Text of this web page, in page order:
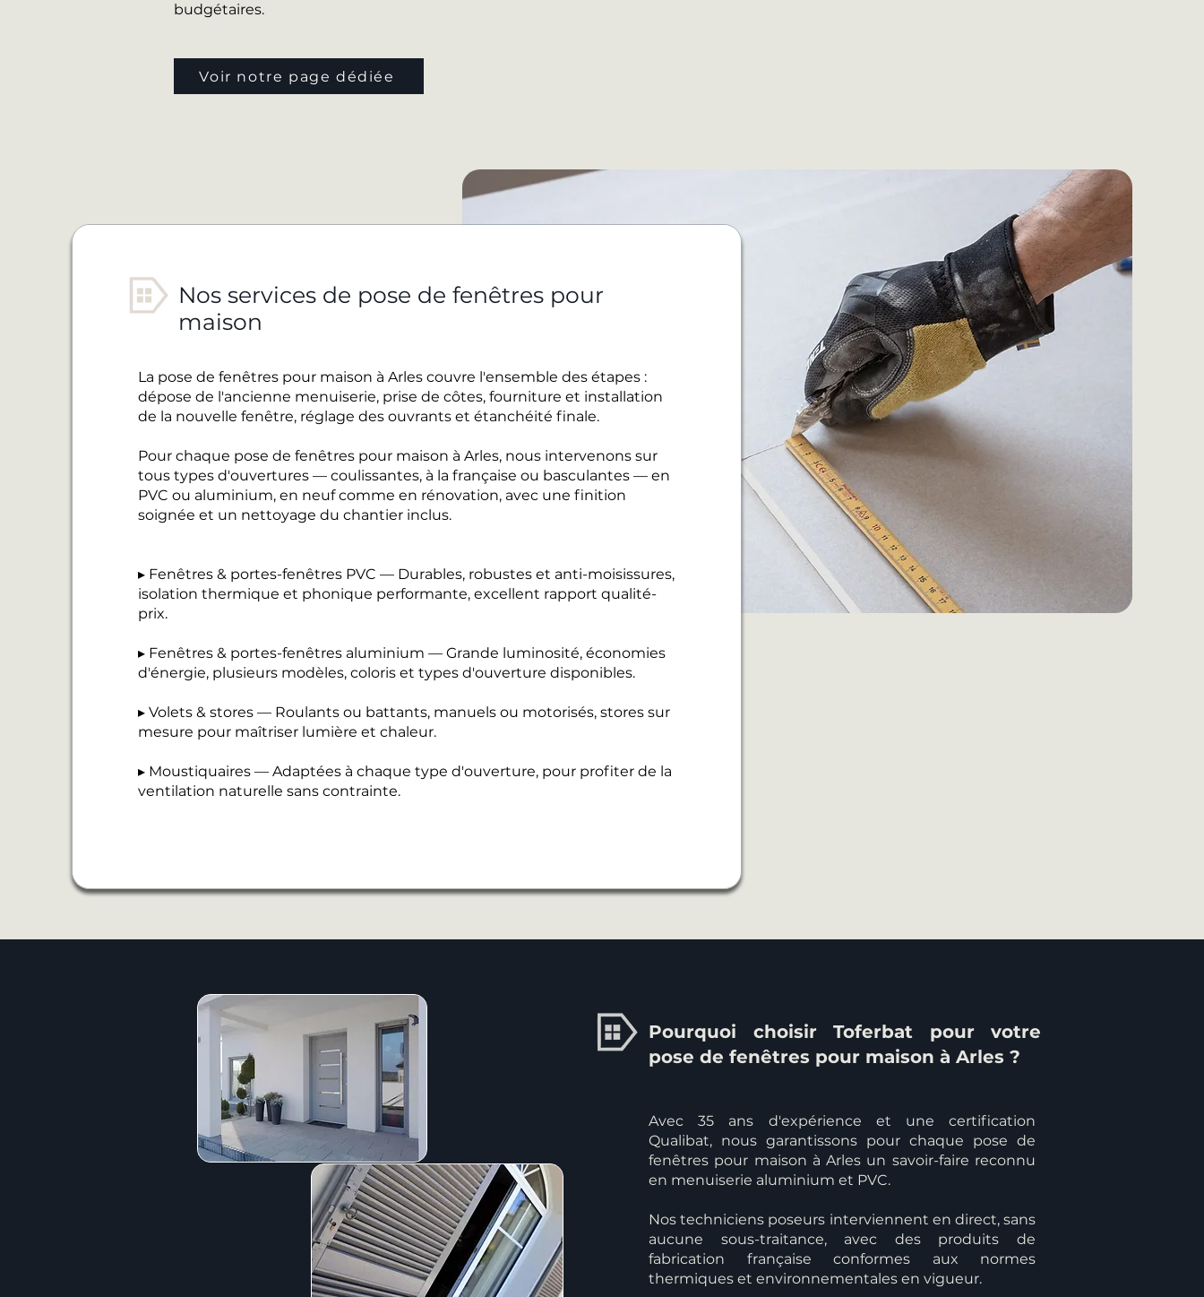
budgétaires.
Voir notre page dédiée
Nos services de pose de fenêtres pour
maison
La pose de fenêtres pour maison à Arles couvre l'ensemble des étapes :
dépose de l'ancienne menuiserie, prise de côtes, fourniture et installation
de la nouvelle fenêtre, réglage des ouvrants et étanchéité finale.
Pour chaque pose de fenêtres pour maison à Arles, nous intervenons sur
tous types d'ouvertures — coulissantes, à la française ou basculantes — en
PVC ou aluminium, en neuf comme en rénovation, avec une finition
soignée et un nettoyage du chantier inclus.
▸ Fenêtres & portes-fenêtres PVC — Durables, robustes et anti-moisissures,
isolation thermique et phonique performante, excellent rapport qualité-
prix.
▸ Fenêtres & portes-fenêtres aluminium — Grande luminosité, économies
d'énergie, plusieurs modèles, coloris et types d'ouverture disponibles.
▸ Volets & stores — Roulants ou battants, manuels ou motorisés, stores sur
mesure pour maîtriser lumière et chaleur.
▸ Moustiquaires — Adaptées à chaque type d'ouverture, pour profiter de la
ventilation naturelle sans contrainte.
Pourquoi choisir Toferbat pour votre
pose de fenêtres pour maison à Arles ?
Avec 35 ans d'expérience et une certification
Qualibat, nous garantissons pour chaque pose de
fenêtres pour maison à Arles un savoir-faire reconnu
en menuiserie aluminium et PVC.
Nos techniciens poseurs interviennent en direct, sans
aucune sous-traitance, avec des produits de
fabrication française conformes aux normes
thermiques et environnementales en vigueur.